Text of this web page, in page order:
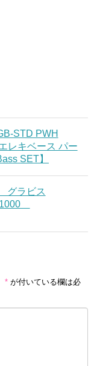
STD PWH
レキベース パー
SET】
グラビス
* が付いている欄は必